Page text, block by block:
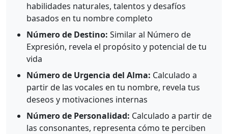
habilidades naturales, talentos y desafíos
basados en tu nombre completo
Número de Destino: Similar al Número de
Expresión, revela el propósito y potencial de tu
vida
Número de Urgencia del Alma: Calculado a
partir de las vocales en tu nombre, revela tus
deseos y motivaciones internas
Número de Personalidad: Calculado a partir de
las consonantes, representa cómo te perciben